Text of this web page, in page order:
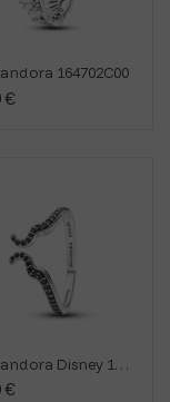
164702C00
€
Anel Pandora Disney 194333C01
€